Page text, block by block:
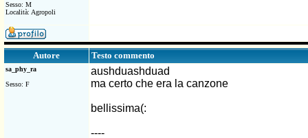
Sesso: M
Località: Agropoli
Autore Testo commento
sa_phy_ra
Sesso: F
aushduashduad
ma certo che era la canzone
bellissima(:
----